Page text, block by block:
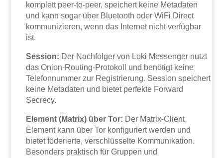
komplett peer-to-peer, speichert keine Metadaten
und kann sogar über Bluetooth oder WiFi Direct
kommunizieren, wenn das Internet nicht verfügbar
ist.
Session: Der Nachfolger von Loki Messenger nutzt
das Onion-Routing-Protokoll und benötigt keine
Telefonnummer zur Registrierung. Session speichert
keine Metadaten und bietet perfekte Forward
Secrecy.
Element (Matrix) über Tor: Der Matrix-Client
Element kann über Tor konfiguriert werden und
bietet föderierte, verschlüsselte Kommunikation.
Besonders praktisch für Gruppen und